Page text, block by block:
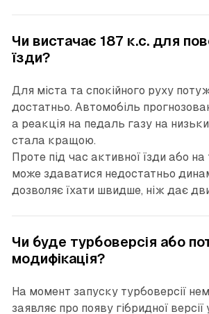
Чи вистачає 187 к.с. для
їзди?
Для міста та спокійного руху
достатньо. Автомобіль
а реакція на педаль газу на
стала кращою.
Проте під час активної їзди або на
може здаватися недостатньо
дозволяє їхати швидше, ніж дає
Чи буде турбоверсія або
модифікація?
На момент запуску турбоверсії
заявляє про появу гібридної